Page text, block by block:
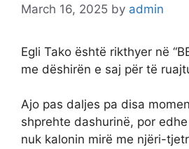
March 16, 2025 by admin
Egli Tako është rikthyer në
me dëshirën e saj për të
Ajo pas daljes pa disa
shprehte dashurinë, por
nuk kalonin mirë me njëri-